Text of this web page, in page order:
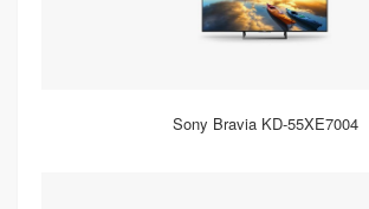
Sony Bravia KD-55XE7004